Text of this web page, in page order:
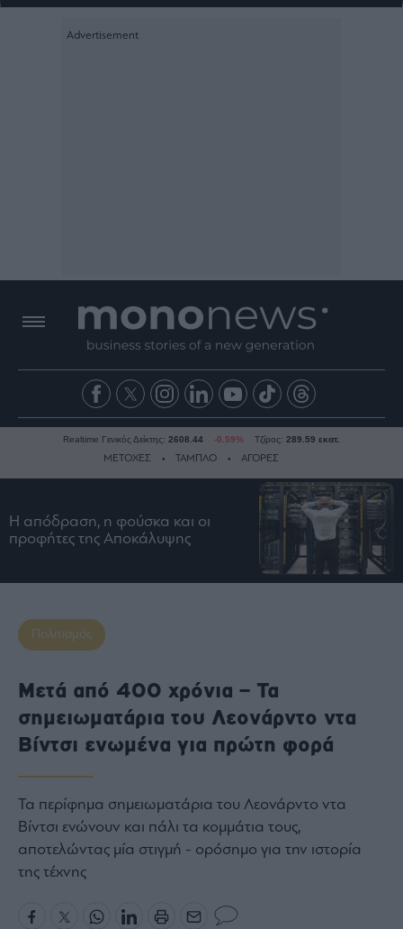
Ειδήσεις
Business
Ναυτιλία
Ενέργεια
Πολιτική
Πολιτισμός
Κοινωνία
Law
Bloomberg
Financial
Times
Realtime Γενικός Δείκτης: 2608.44 -0.59% Τζίρος: 289.59 εκατ.
ΜΕΤΟΧΕΣ ΤΑΜΠΛΟ ΑΓΟΡΕΣ
Η απόδραση, η φούσκα και οι
προφήτες της Αποκάλυψης
Πολιτισμός
Μετά από 400 χρόνια – Τα
σημειωματάρια του Λεονάρντο ντα
Βίντσι ενωμένα για πρώτη φορά
Τα περίφημα σημειωματάρια του Λεονάρντο ντα
Βίντσι ενώνουν και πάλι τα κομμάτια τους,
αποτελώντας μία στιγμή - ορόσημο για την ιστορία
της τέχνης